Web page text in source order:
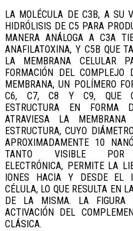
LA MOLÉCULA DE C3B, A SU
HIDRÓLISIS DE C5 PARA
MANERA ANÁLOGA A C3A
ANAFILATOXINA, Y C5B QUE
LA MEMBRANA CELULAR
FORMACIÓN DEL
MEMBRANA, UN POLÍMERO
C6, C7, C8 Y C9, QUE
ESTRUCTURA EN FORMA
ATRAVIESA LA MEMBRANA
ESTRUCTURA, CUYO
APROXIMADAMENTE 10
TANTO VISIBLE POR
ELECTRÓNICA, PERMITE LA
IONES HACIA Y DESDE EL
CÉLULA, LO QUE RESULTA EN
DE LA MISMA. LA FIGURA
ACTIVACIÓN DEL
CLÁSICA.